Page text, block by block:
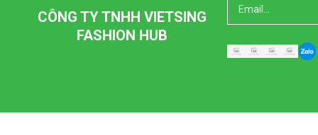
CÔNG TY TNHH VIETSING
FASHION HUB